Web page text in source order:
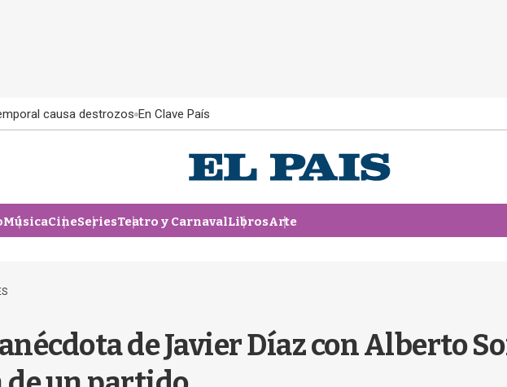
causa destrozos En Clave País
MúsicaCineSeriesTeatro y CarnavalLibrosArte
de Javier Díaz con Alberto